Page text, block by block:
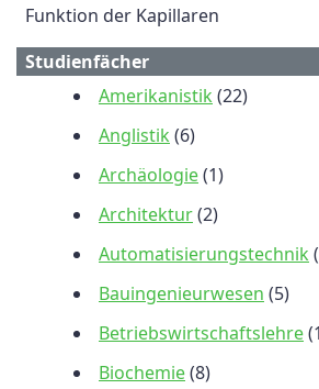
Funktion der Kapillaren
Studienfächer
Amerikanistik (22)
Anglistik (6)
Archäologie(1)
Architektur(2)
Automatisierungstechnik
Bauingenieurwesen (5)
Betriebswirtschaftslehre
Biochemie(8)